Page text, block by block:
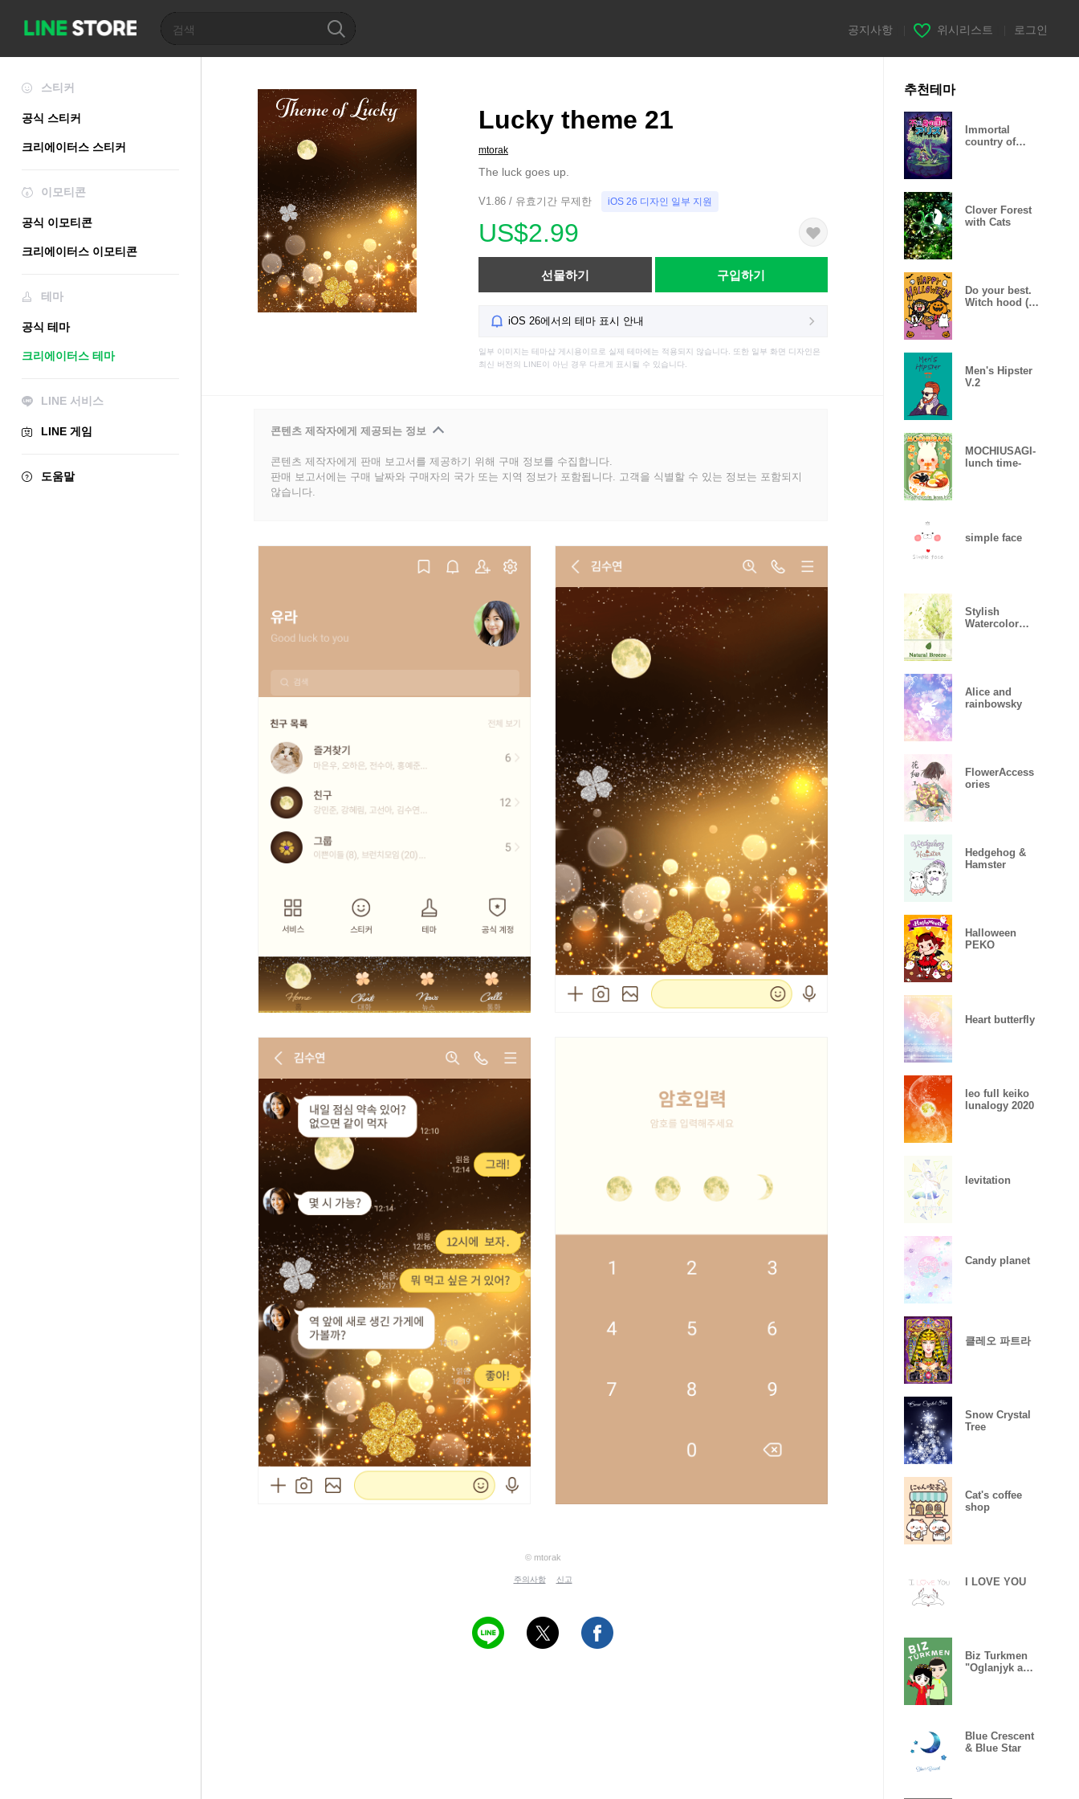
공지사항 위시리스트 로그인
스티커
공식 스티커
크리에이터스 스티커
이모티콘
공식 이모티콘
크리에이터스 이모티콘
테마
공식 테마
크리에이터스 테마
LINE 서비스
LINE 게임
도움말
Lucky theme 21
mtorak
The luck goes up.
V1.86 / 유효기간 무제한 iOS 26 디자인 일부 지원
US$2.99
선물하기 구입하기
iOS 26에서의 테마 표시 안내
일부 이미지는 테마샵 게시용이므로 실제 테마에는 적용되지 않습니다. 또한 일부 화면 디자인은
최신 버전의 LINE이 아닌 경우 다르게 표시될 수 있습니다.
콘텐츠 제작자에게 제공되는 정보
콘텐츠 제작자에게 판매 보고서를 제공하기 위해 구매 정보를 수집합니다.
판매 보고서에는 구매 날짜와 구매자의 국가 또는 지역 정보가 포함됩니다. 고객을 식별할 수 있는 정보는 포함되지
않습니다.
© mtorak
주의사항 신고
추천테마
Immortal
country of
Clover Forest
with Cats
Do your best.
Witch hood (
Men's Hipster
V.2
MOCHIUSAGI-
lunch time-
simple face
Stylish
Watercolor
Alice and
rainbowsky
FlowerAccess
ories
Hedgehog &
Hamster
Halloween
PEKO
Heart butterfly
leo full keiko
lunalogy 2020
levitation
Candy planet
클레오 파트라
Snow Crystal
Tree
Cat's coffee
shop
I LOVE YOU
Biz Turkmen
"Oglanjyk and
Blue Crescent
& Blue Star